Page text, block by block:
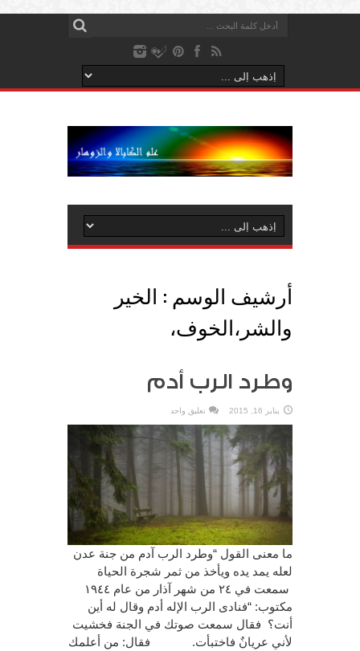
أرشيف الوسم : الخير
والشر،الخوف،
وطرد الرب أدم
يناير 16, 2015 تعليق واحد
ما معنى القول “وطرد الرب آدم من جنة عدن
لعله يمد يده ويأخذ من ثمر شجرة الحياة
سمعت في ٢٤ من شهر آذار من عام ١۹٤٤
مكتوب: “فنادى الرب الإله أدم وقال له أين
أنت؟ فقال سمعت صوتك في الجنة فخشيت
لأني عريانٌ فاختبأت. فقال: من أعلمك